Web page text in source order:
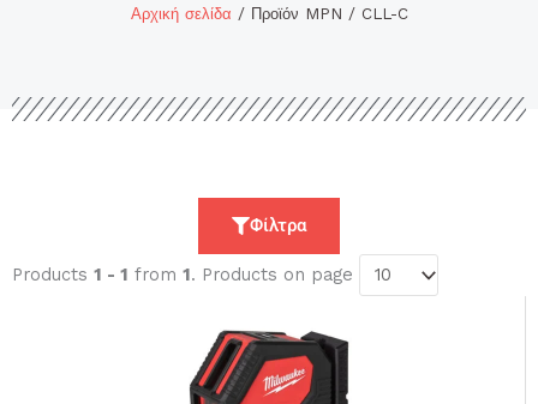
Αρχική σελίδα / Προϊόν MPN / CLL-C
Φίλτρα
Products 1 - 1 from 1. Products on page